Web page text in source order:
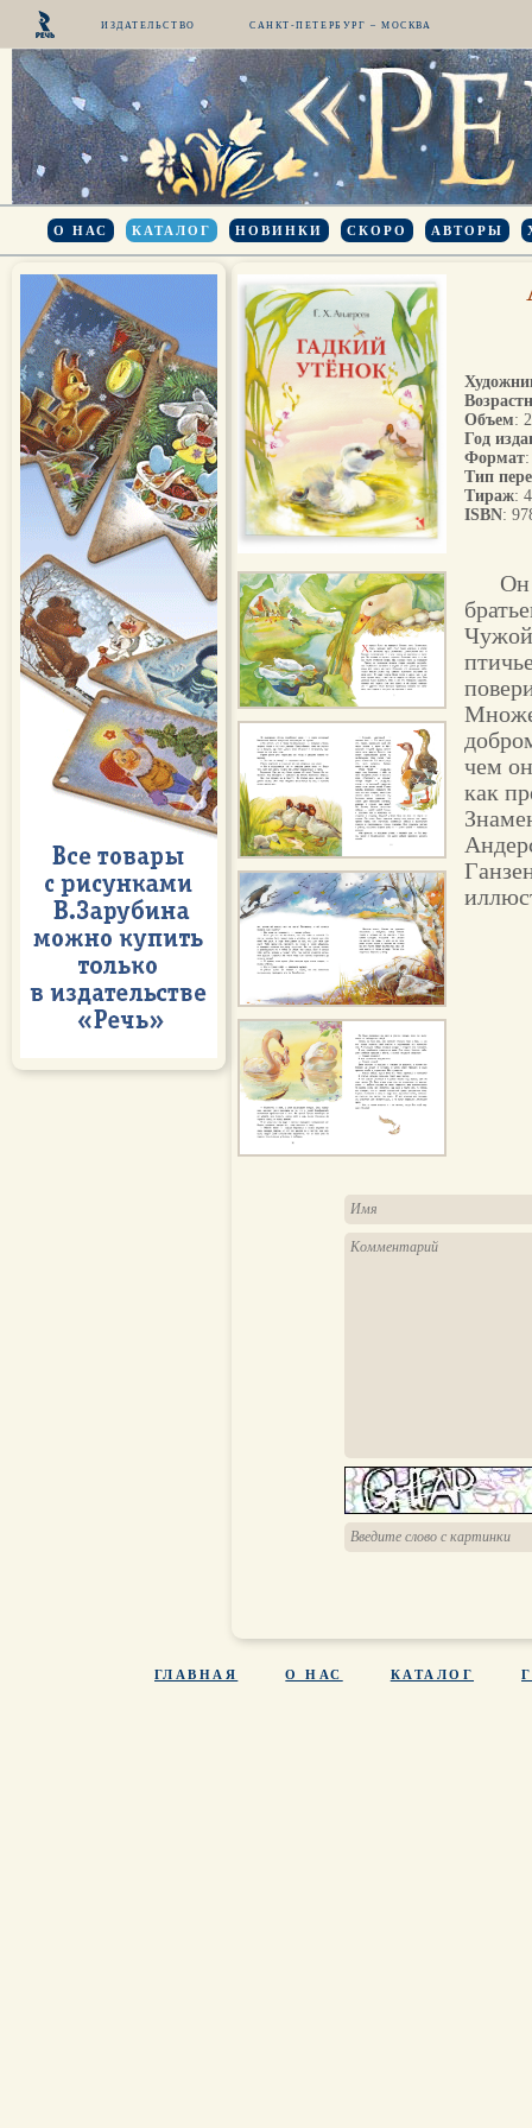
ИЗДАТЕЛЬСТВО САНКТ-ПЕТЕРБУРГ – МОСКВА
О НАС КАТАЛОГ НОВИНКИ СКОРО АВТОРЫ
Объем:
Год
Формат
Тип
Тираж:
ISBN:
Он
Чужой
чем
как
ГЛАВНАЯ О НАС КАТАЛОГ